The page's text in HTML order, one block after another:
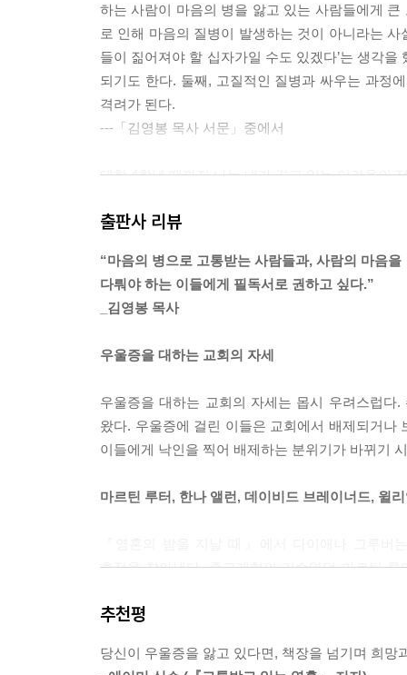
하는 사람이 마음의 병을 앓고 있는 사람들에게
로 인해 마음의 질병이 발생하는 것이 아니라는
들이 짊어져야 할 십자가일 수도 있겠다’는 생각
되기도 한다. 둘째, 고질적인 질병과 싸우는 과정
격려가 된다.
---「김영봉 목사 서문」중에서
대학 4학년 때까지 나는 내가 겪고 있는 어려움의
진단을 받았다.
시간이 지나면서 나는 하나님이 기도를 듣고 계
밤을 새웠다. 녹초가 됐는데도 잠이 오지 않았다.
---「들어가며」중에서
여기 등장하는 위인들의 이야기는 우울증을 죄악
다 훨씬 더 잘 지내야 해, 내가 좀 더 신실하거나
뻔한 요구서를 이 책에 등장하는 형제자매들에게
받들지만, 막상 그들은 우울증과 씨름하며 살았다
이러한 개인적 시련들과 더불어 루터의 건강 상
털어놓았다. “난 지쳤어. 내 안이 텅텅 비어 버린
진저리나는 고통과 분쟁, 그리고 슬픔. 완전히 고
출판사 리뷰
“마음의 병으로 고통받는 사람들과, 사람의 마음을
다뤄야 하는 이들에게 필독서로 권하고 싶다.”
_김영봉 목사
우울증을 대하는 교회의 자세
우울증을 대하는 교회의 자세는 몹시 우려스럽
왔다. 우울증에 걸린 이들은 교회에서 배제되거
이들에게 낙인을 찍어 배제하는 분위기가 바뀌기
마르틴 루터, 한나 앨런, 데이비드 브레이너드, 윌
흔적을 찾아낸다. 종교개혁의 기수였던 마르틴
삶을 멀찍이서 바라보며 진단을 내리는 것이 아
다이애나는 영혼의 어둔 밤을 걷고 있는 이들과
추천평
당신이 우울증을 앓고 있다면, 책장을 넘기며 희